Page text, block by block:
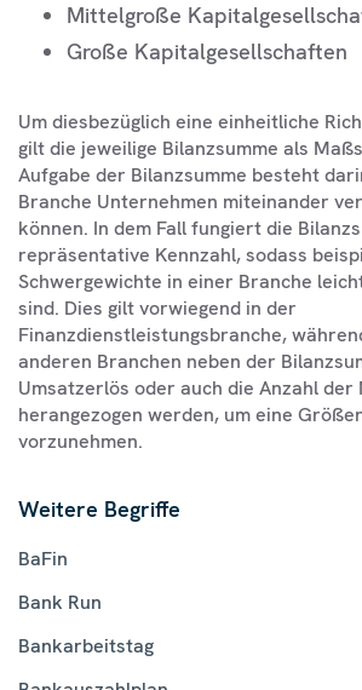
Mittelgroße
Große Kapitalgesellschaften
Um diesbezüglich eine einheitliche
gilt die jeweilige Bilanzsumme als
Aufgabe der Bilanzsumme besteht
Branche Unternehmen miteinander
können. In dem Fall fungiert die
repräsentative Kennzahl, sodass
Schwergewichte in einer Branche
sind. Dies gilt vorwiegend in der
Finanzdienstleistungsbranche,
anderen Branchen neben der
Umsatzerlös oder auch die Anzahl
herangezogen werden, um eine
vorzunehmen.
Weitere Begriffe
BaFin
Bank Run
Bankarbeitstag